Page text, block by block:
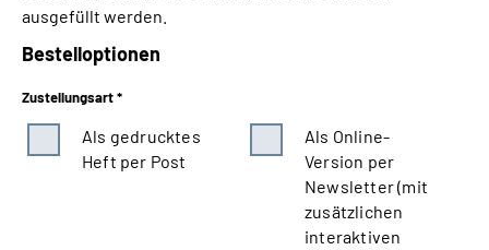
ausgefüllt werden.
Bestelloptionen
Zustellungsart *
Als gedrucktes
Heft per Post
Als Online-
Version per
Newsletter (mit
zusätzlichen
interaktiven